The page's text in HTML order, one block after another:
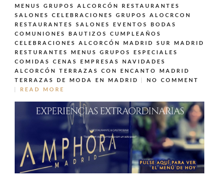
MENUS GRUPOS ALCORCÓN
RESTAURANTES
SALONES CELEBRACIONES GRUPOS ALOCRCON
RESTAURANTES SALONES EVENTOS BODAS
COMUNIONES BAUTIZOS CUMPLEAÑOS
CELEBRACIONES ALCORCÓN MADRID SUR MADRID
RESTURANTES MENUS GRUPOS ESPECIALES
COMIDAS CENAS EMPRESAS NAVIDADES
ALCORCÓN
TERRAZAS CON ENCANTO MADRID
TERRAZAS DE MODA EN MADRID
NO COMMENT
READ MORE